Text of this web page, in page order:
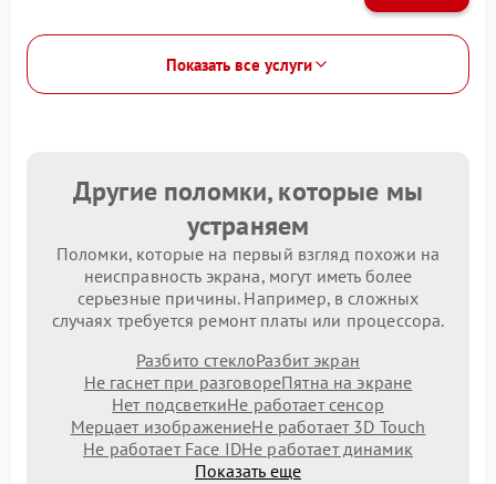
Показать все услуги
Другие поломки, которые мы
устраняем
Поломки, которые на первый взгляд похожи на
неисправность экрана, могут иметь более
серьезные причины. Например, в сложных
случаях требуется ремонт платы или процессора.
Разбито стеклоРазбит экран
Не гаснет при разговореПятна на экране
Нет подсветкиНе работает сенсор
Мерцает изображениеНе работает 3D Touch
Не работает Face IDНе работает динамик
Показать еще